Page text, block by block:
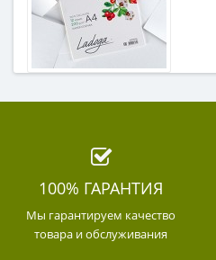
100% ГАРАНТИЯ
Мы гарантируем качество
товара и обслуживания